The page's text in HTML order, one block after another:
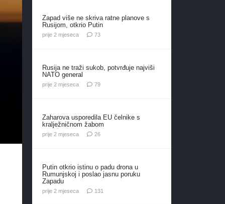
Zapad više ne skriva ratne planove s
Rusijom, otkrio Putin
prije 2 mjeseca 73komentara
Rusija ne traži sukob, potvrđuje najviši
NATO general
prije 2 mjeseca 79komentara
Zaharova usporedila EU čelnike s
kralježničnom žabom
prije 2 mjeseca 26komentara
Putin otkrio istinu o padu drona u
Rumunjskoj i poslao jasnu poruku
Zapadu
prije 2 mjeseca 131